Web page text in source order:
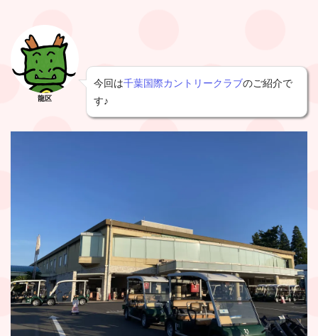
龍区
今回は千葉国際カントリークラブのご紹介で
す♪